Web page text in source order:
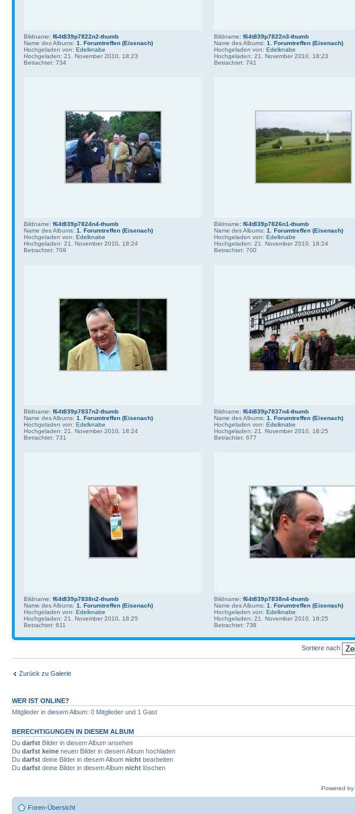
Bildname: f64t839p7822n2-thumb
Name des Albums: 1. Forumtreffen (Eisenach)
Hochgeladen von: Edelknabe
Hochgeladen: 21. November 2010, 18:23
Betrachtet: 734
Bildname: f64t839p7822n3-thumb
Name des Albums: 1. Forumtreffen (Eisenach)
Hochgeladen von: Edelknabe
Hochgeladen: 21. November 2010, 18:23
Betrachtet: 741
Bildname: f64t839p7824n4-thumb
Name des Albums: 1. Forumtreffen (Eisenach)
Hochgeladen von: Edelknabe
Hochgeladen: 21. November 2010, 18:24
Betrachtet: 709
Bildname: f64t839p7826n1-thumb
Name des Albums: 1. Forumtreffen (Eisenach)
Hochgeladen von: Edelknabe
Hochgeladen: 21. November 2010, 18:24
Betrachtet: 700
Bildname: f64t839p7837n2-thumb
Name des Albums: 1. Forumtreffen (Eisenach)
Hochgeladen von: Edelknabe
Hochgeladen: 21. November 2010, 18:24
Betrachtet: 731
Bildname: f64t839p7837n4-thumb
Name des Albums: 1. Forumtreffen (Eisenach)
Hochgeladen von: Edelknabe
Hochgeladen: 21. November 2010, 18:25
Betrachtet: 677
Bildname: f64t839p7838n2-thumb
Name des Albums: 1. Forumtreffen (Eisenach)
Hochgeladen von: Edelknabe
Hochgeladen: 21. November 2010, 18:25
Betrachtet: 611
Bildname: f64t839p7838n4-thumb
Name des Albums: 1. Forumtreffen (Eisenach)
Hochgeladen von: Edelknabe
Hochgeladen: 21. November 2010, 18:25
Betrachtet: 738
Sortiere nach
Zurück zu Galerie
WER IST ONLINE?
Mitglieder in diesem Album: 0 Mitglieder und 1 Gast
BERECHTIGUNGEN IN DIESEM ALBUM
Du darfst Bilder in diesem Album ansehen
Du darfst keine neuen Bilder in diesem Album hochladen
Du darfst deine Bilder in diesem Album nicht bearbeiten
Du darfst deine Bilder in diesem Album nicht löschen
Powered by
Foren-Übersicht